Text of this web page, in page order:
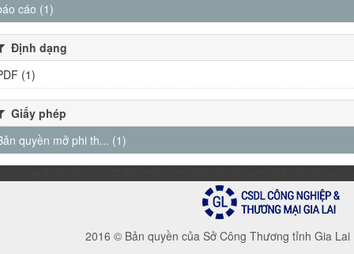
cáo (1)
Định dạng
(1)
Giấy phép
quyền mở phi th... (1)
2016 © Bản quyền của Sở Công Thương tỉnh Gia Lai